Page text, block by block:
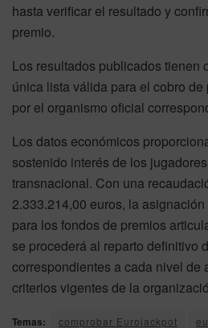
hasta verificar el resultado y
premio.
Los resultados publicados tienen
única lista válida para el cobro
por el organismo oficial
Los datos económicos
sostenido interés de los
transnacional. Con una
2.333.214,00 euros, la
para los fondos de premios
se procederá al reparto definitivo
correspondientes a cada nivel de
criterios vigentes de la
Temas: comprobar Eurojackpot